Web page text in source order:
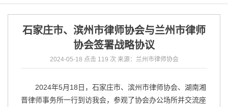
石家庄市、滨州市律师协会与兰州市律师
协会签署战略协议
2024-05-18 点击 119 次 来源：兰州市律师协会
2024年5月18日，石家庄市、滨州市律师协会、湖南湘
晋律师事务所一行到访我会，参观了协会办公场所并交流座